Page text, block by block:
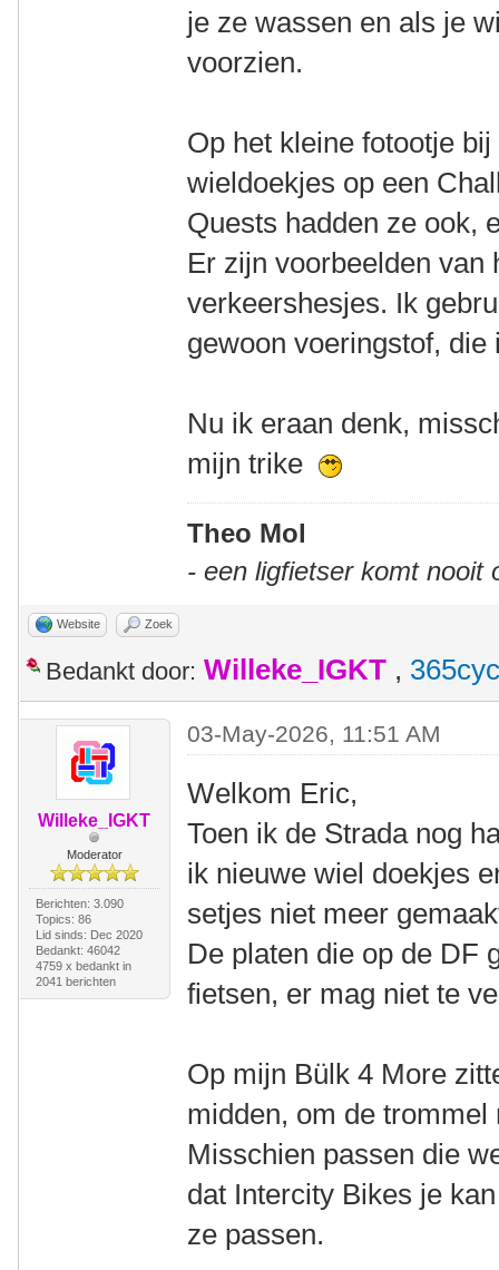
je ze wassen en als je
voorzien.
Op het kleine fotootje
wieldoekjes op een
Quests hadden ze ook,
Er zijn voorbeelden van
verkeershesjes. Ik
gewoon voeringstof,
Nu ik eraan denk,
mijn trike
Theo Mol
- een ligfietser komt nooit
Website Zoek
Bedankt door: Willeke_IGKT ,
Willeke_IGKT
Moderator
Berichten: 3.090
Topics: 86
Lid sinds: Dec 2020
Bedankt: 46042
4759 x bedankt in
2041 berichten
03-May-2026, 11:51 AM
Welkom Eric,
Toen ik de Strada nog
ik nieuwe wiel doekjes
setjes niet meer
De platen die op de DF
fietsen, er mag niet te
Op mijn Bülk 4 More
midden, om de trommel
Misschien passen die
dat Intercity Bikes je
ze passen.